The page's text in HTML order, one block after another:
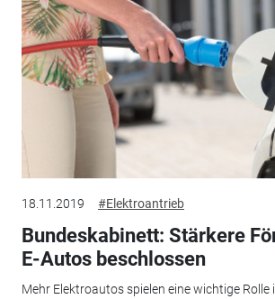
18.11.2019 #Elektroantrieb
Bundeskabinett: Stärkere
E-Autos beschlossen
Mehr Elektroautos spielen eine wichtige Rolle